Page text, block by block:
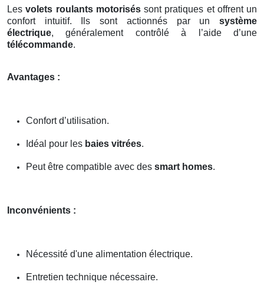
Lesvolets roulants motoriséssont pratiques et offrent un
confort intuitif. Ils sont actionnés par un système
électrique, généralement contrôlé à l’aide d’une
télécommande.
Avantages :
Confort d’utilisation.
Idéal pour les baies vitrées.
Peut être compatible avec des smart homes.
Inconvénients :
Nécessité d'une alimentation électrique.
Entretien technique nécessaire.